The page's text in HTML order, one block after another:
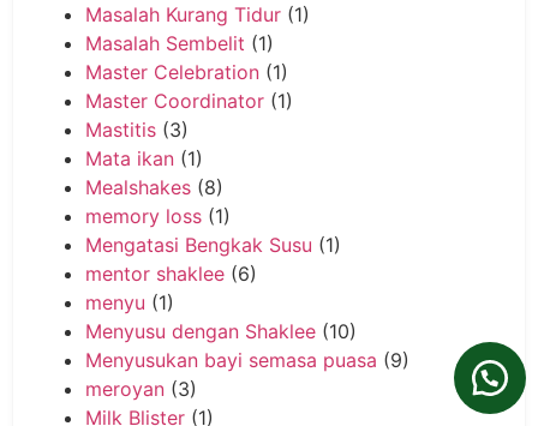
Masalah Kurang Tidur (1)
Masalah Sembelit (1)
Master Celebration (1)
Master Coordinator (1)
Mastitis (3)
Mata ikan (1)
Mealshakes (8)
memory loss (1)
Mengatasi Bengkak Susu (1)
mentor shaklee (6)
menyu (1)
Menyusu dengan Shaklee (10)
Menyusukan bayi semasa puasa (9)
meroyan (3)
Milk Blister (1)